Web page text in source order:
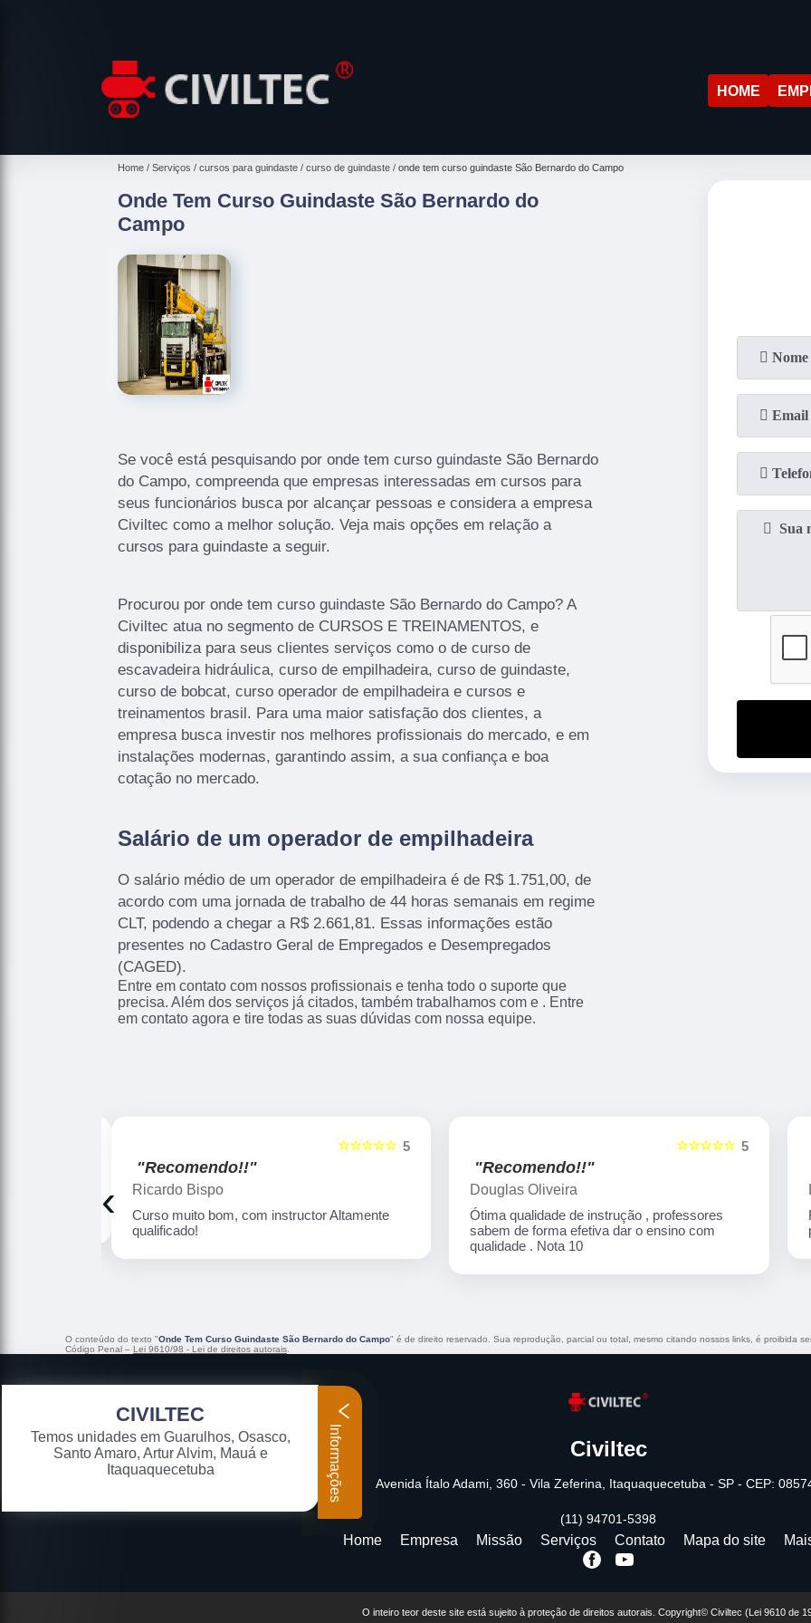
HOME
Home Serviços cursos para guindaste curso de guindaste onde tem curso guindaste São Bernardo do Campo
Onde Tem Curso Guindaste São Bernardo do
Campo
Se você está pesquisando por onde tem curso guindaste São Bernardo
do Campo, compreenda que empresas interessadas em cursos para
seus funcionários busca por alcançar pessoas e considera a empresa
Civiltec como a melhor solução. Veja mais opções em relação a
cursos para guindaste a seguir.
Procurou por onde tem curso guindaste São Bernardo do Campo? A
Civiltec atua no segmento de CURSOS E TREINAMENTOS, e
disponibiliza para seus clientes serviços como o de curso de
escavadeira hidráulica, curso de empilhadeira, curso de guindaste,
curso de bobcat, curso operador de empilhadeira e cursos e
treinamentos brasil. Para uma maior satisfação dos clientes, a
empresa busca investir nos melhores profissionais do mercado, e em
instalações modernas, garantindo assim, a sua confiança e boa
cotação no mercado.
Salário de um operador de empilhadeira
O salário médio de um operador de empilhadeira é de R$ 1.751,00, de
acordo com uma jornada de trabalho de 44 horas semanais em regime
CLT, podendo a chegar a R$ 2.661,81. Essas informações estão
presentes no Cadastro Geral de Empregados e Desempregados
(CAGED).
Entre em contato com nossos profissionais e tenha todo o suporte que
precisa. Além dos serviços já citados, também trabalhamos com e . Entre
em contato agora e tire todas as suas dúvidas com nossa equipe.
5
☆☆☆☆☆
"Recomendo!!"
Douglas Oliveira
Ótima qualidade de instrução , professores
sabem de forma efetiva dar o ensino com
5
☆☆☆☆☆
"Recomendo!!"
Leomar Padilha
Recomendo, ótimo curso, sempre atencioso e
prestativo ao aluno
‹
O conteúdo do texto "Onde Tem Curso Guindaste São Bernardo do Campo" é de direito reservado. Sua reprodução, parcial ou total, mesmo citando nossos links, é proibida
Código Penal – Lei 9610/98 - Lei de direitos autorais
Civiltec
Avenida Ítalo Adami, 360 - Vila Zeferina, Itaquaquecetuba - SP - CEP:
(11) 94701-5398
Home Empresa Missão Serviços Contato Mapa do site
O inteiro teor deste site está sujeito à proteção de direitos autorais. Copyright© Civiltec (Lei 9610 de
CIVILTEC
Temos unidades em Guarulhos, Osasco,
Santo Amaro, Artur Alvim, Mauá e
Itaquaquecetuba
Informações